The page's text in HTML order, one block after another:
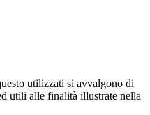
utilizzati si avvalgono di
utili alle finalità illustrate nella